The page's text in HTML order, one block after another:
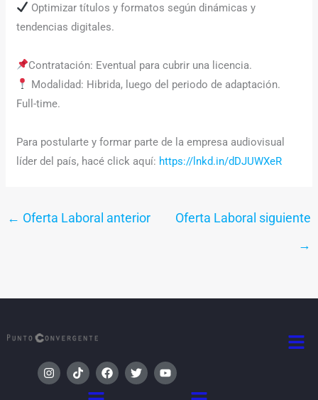
Optimizar títulos y formatos según dinámicas y
tendencias digitales.
Contratación: Eventual para cubrir una licencia.
Modalidad: Hibrida, luego del periodo de adaptación.
Full-time.
Para postularte y formar parte de la empresa audiovisual
líder del país, hacé click aquí: https://lnkd.in/dDJUWXeR
← Oferta Laboral anterior
Oferta Laboral siguiente
→
I
n
s
T
i
k
F
a
c
T
w
i
Y
o
u
Menú Menú